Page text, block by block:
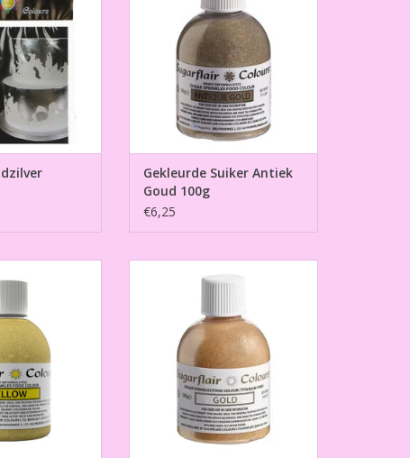
TOEVOEGEN AAN WINKELWAGEN
Gekleurde Suiker Antiek
Goud 100g
€6,25
WINKELWAGEN